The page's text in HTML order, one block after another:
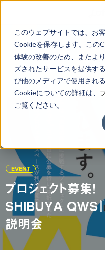
このウェブサイトでは、お
Cookieを保存します。この
体験の改善のため、またよ
ズされたサービスを提供す
び他のメディアで使用され
Cookieについての詳細は、
ご覧ください。
EVENT
プロジェクト募集！
SHIBUYA QWS『
説明会